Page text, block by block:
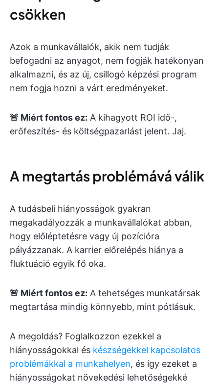
csökken
Azok a munkavállalók, akik nem tudják
befogadni az anyagot, nem fogják hatékonyan
alkalmazni, és az új, csillogó képzési program
nem fogja hozni a várt eredményeket.
🚨 Miért fontos ez: A kihagyott ROI idő-,
erőfeszítés- és költségpazarlást jelent. Jaj.
A megtartás problémává válik
A tudásbeli hiányosságok gyakran
megakadályozzák a munkavállalókat abban,
hogy előléptetésre vagy új pozícióra
pályázzanak. A karrier előrelépés hiánya a
fluktuáció egyik fő oka.
🚨 Miért fontos ez: A tehetséges munkatársak
megtartása mindig könnyebb, mint pótlásuk.
A megoldás? Foglalkozzon ezekkel a
hiányosságokkal és készségekkel kapcsolatos
problémákkal a munkahelyen, és így ezeket a
hiányosságokat növekedési lehetőségekké